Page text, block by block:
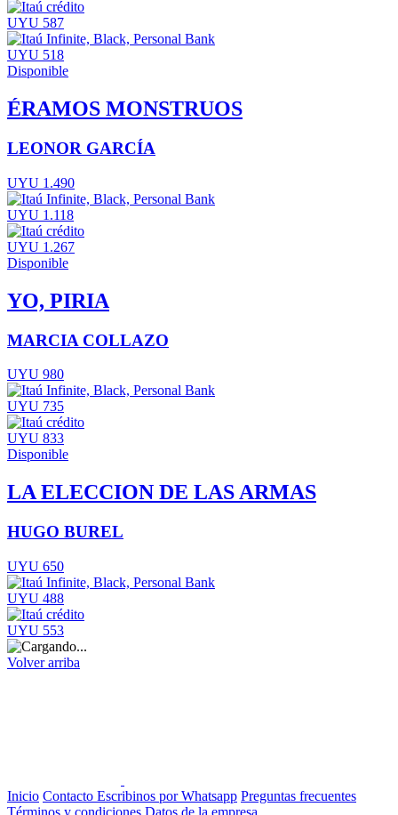
UYU 587
UYU 518
Disponible
ÉRAMOS MONSTRUOS
LEONOR GARCÍA
UYU 1.490
UYU 1.118
UYU 1.267
Disponible
YO, PIRIA
MARCIA COLLAZO
UYU 980
UYU 735
UYU 833
Disponible
LA ELECCION DE LAS ARMAS
HUGO BUREL
UYU 650
UYU 488
UYU 553
Volver arriba
Inicio Contacto Escribinos por Whatsapp Preguntas frecuentes
Términos y condiciones Datos de la empresa